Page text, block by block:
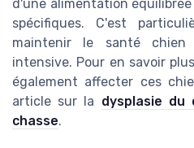
d'une alimentation
spécifiques. C'est
maintenir le santé
intensive. Pour en savoir
également affecter ces
article sur la dysplasie du
chasse.